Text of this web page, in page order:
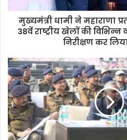
मुख्यमंत्री धामी ने महाराणा
38वें राष्ट्रीय खेलों की
निरीक्षण कर